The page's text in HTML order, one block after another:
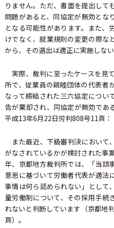
りません。ただ、書面を提出して
問題があると、同協定が無効とな
となる可能性があります。また、
けでなく、就業規則の変更の際な
から、その選出は適正に実施しな
実際、裁判に至ったケースを見
所で、従業員の親睦団体の代表者
なって締結された三六協定につい
告が棄却され、同協定が無効であ
平成13年6月22日労判808号11頁：
また最近、下級審判決において
がなされているかが検討された事
年、京都地方裁判所では、「当該
意思に基づいて労働者代表が適法
事情は何ら認められない」として
量労働制について、その採用手続
れないと判断しています（京都地
頁）。